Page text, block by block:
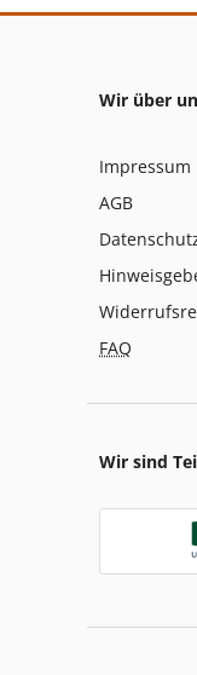
Wir über
Impressum
AGB
FAQ
Wir sind